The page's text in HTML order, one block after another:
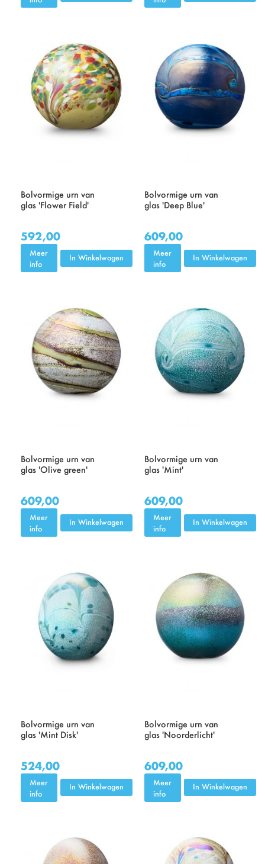
Bolvormige urn van
glas 'Flower Field'
592,00
Meer
info
In Winkelwagen
Bolvormige urn van
glas 'Deep Blue'
609,00
Meer
info
In Winkelwagen
Bolvormige urn van
glas 'Olive green'
609,00
Meer
info
In Winkelwagen
Bolvormige urn van
glas 'Mint'
609,00
Meer
info
In Winkelwagen
Bolvormige urn van
glas 'Mint Disk'
524,00
Meer
info
In Winkelwagen
Bolvormige urn van
glas 'Noorderlicht'
609,00
Meer
info
In Winkelwagen